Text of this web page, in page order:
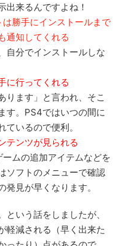
出来るんですよね！
勝手にインストールまで
通知してくれる
自分でインストールしな
に行ってくれる
ります」と言われ、そこ
す。PS4ではいつの間に
いるので便利。
テンツが見られる
ムの追加アイテムなどを
ソフトのメニューで確認
見が早くなります。
いう話をしましたが、
軽減される（早く出来た